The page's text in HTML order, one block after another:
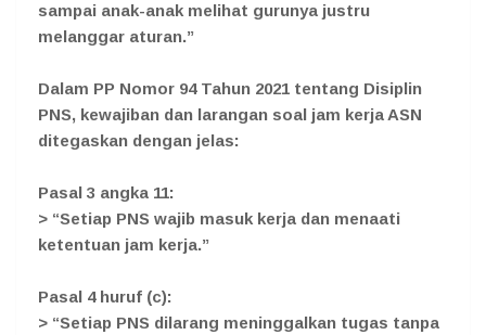
sampai anak-anak melihat gurunya justru
melanggar aturan.”
Dalam PP Nomor 94 Tahun 2021 tentang Disiplin
PNS, kewajiban dan larangan soal jam kerja ASN
ditegaskan dengan jelas:
Pasal 3 angka 11:
> “Setiap PNS wajib masuk kerja dan menaati
ketentuan jam kerja.”
Pasal 4 huruf (c):
> “Setiap PNS dilarang meninggalkan tugas tanpa